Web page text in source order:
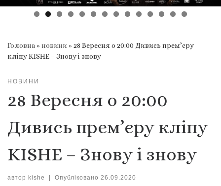
Головна»новини »28 Вересня о 20:00 Дивись прем’єру
кліпу KISHE – Знову і знову
НОВИНИ
28 Вересня о 20:00
Дивись прем’єру кліпу
KISHE – Знову і знову
автор kishe Опубліковано 26.09.2020